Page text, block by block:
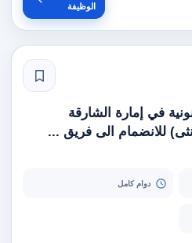
الوظيفة
في إمارة الشارقة
للانضمام الى فريق ...
دوام كامل